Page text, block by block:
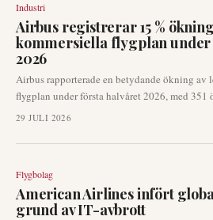
flygmarknaden.
Industri
Airbus registrerar 15 %
kommersiella flygplan
2026
Airbus rapporterade en betydande ökning av
flygplan under första halvåret 2026, med 351
representerar en ökning med 15 % jämfört
29 JULI 2026
Flygbolag
American Airlines infört
grund av IT-avbrott